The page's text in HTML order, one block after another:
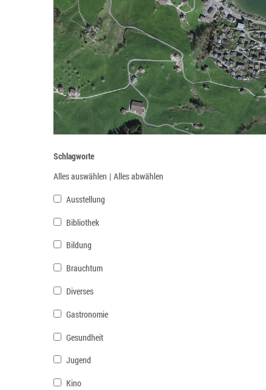
Schlagworte
Alles auswählen | Alles abwählen
Ausstellung
Bibliothek
Bildung
Brauchtum
Diverses
Gastronomie
Gesundheit
Jugend
Kino